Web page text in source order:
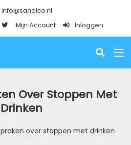
info@sanelco.nl
Mijn Account Inloggen
Over Stoppen Met
Drinken
over stoppen met drinken